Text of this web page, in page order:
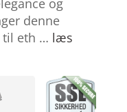
og
denne
til eth … læs